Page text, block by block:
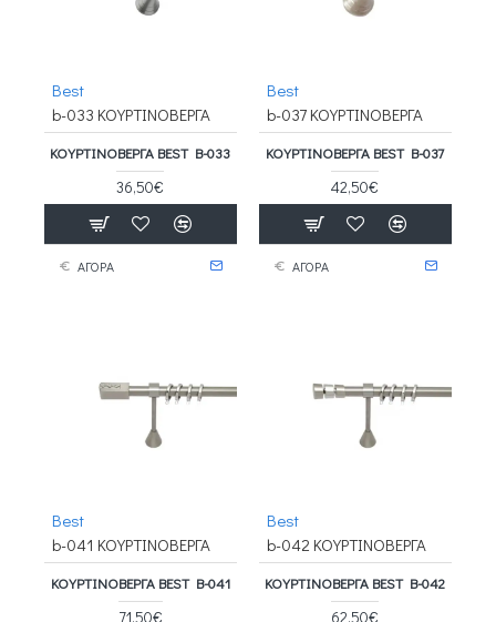
Best
b-033 ΚΟΥΡΤΙΝΟΒΕΡΓΑ
ΚΟΥΡΤΙΝΟΒΕΡΓΑ BEST B-033
36,50€
ΑΓΟΡΑ
Best
b-037 ΚΟΥΡΤΙΝΟΒΕΡΓΑ
ΚΟΥΡΤΙΝΟΒΕΡΓΑ BEST B-037
42,50€
ΑΓΟΡΑ
Best
b-041 ΚΟΥΡΤΙΝΟΒΕΡΓΑ
ΚΟΥΡΤΙΝΟΒΕΡΓΑ BEST B-041
71,50€
Best
b-042 ΚΟΥΡΤΙΝΟΒΕΡΓΑ
ΚΟΥΡΤΙΝΟΒΕΡΓΑ BEST B-042
62,50€